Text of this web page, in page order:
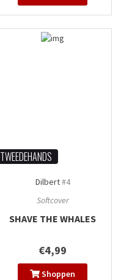
TWEEDEHANDS
Dilbert#4
Softcover
SHAVE THE WHALES
€4,99
Shoppen